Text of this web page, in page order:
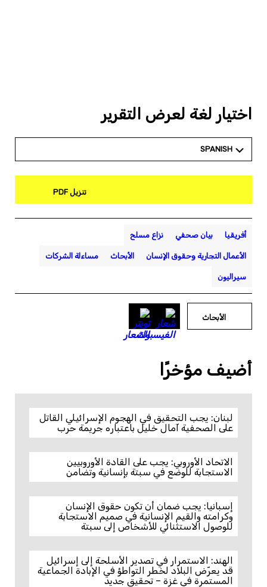
اختيار لغة لعرض التقرير
SPANISH
تنزيل PDF
أفريقيا بيان صحفي نزاع مسلح
الأعمال التجارية وحقوق الإنسان الأبحاث مساءلة الشركات
سيراليون
الأبحاث
أضيف مؤخرًا
لبنان: يجب التحقيق في الهجوم الإسرائيلي القاتل
على الصحفية آمال خليل باعتباره جريمة حرب
الاتحاد الأوروبي: يجب على القادة الأوروبيين
الاستجابة للوضع في سبتة بإنسانية وتضامن
إسبانيا: يجب ضمان أن تكون حقوق الإنسان
وكرامته والقيم الإنسانية في صميم الاستجابة
للوصول الاستثنائي للأشخاص إلى سبتة
الهند: الاستمرار في تصدير الأسلحة إلى إسرائيل
قد يعرّض البلاد لخطر التواطؤ في الإبادة الجماعية
المستمرة في غزة – تحقيق جديد